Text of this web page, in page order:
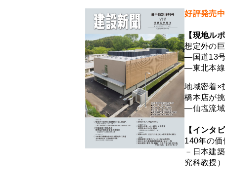
好評発売中
【現地ルポ
想定外の
―国道13
―東北本線
地域密着×
橋本店が
―仙塩流
【インタ
140年の価
－日本建
究科教授）